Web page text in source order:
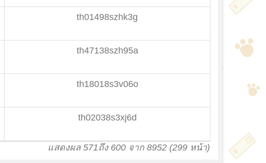
th01498szhk3g
th47138szh95a
th18018s3v06o
th02038s3xj6d
แสดงผล 571ถึง 600 จาก 8952 (299 หน้า)